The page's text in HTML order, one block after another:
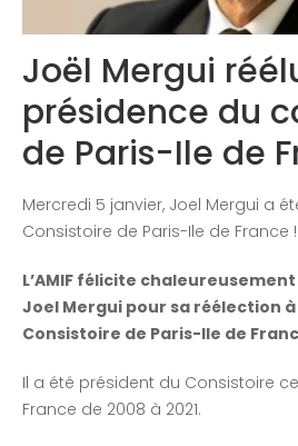
Joël Mergui
présidence du
de Paris-Ile de
Mercredi 5 janvier, Joel Mergui a
Consistoire de Paris-Ile de France !
L’AMIF félicite
Joel Mergui pour sa réélection
Consistoire de Paris-Ile de
Il a été président du Consistoire
France de 2008 à 2021.